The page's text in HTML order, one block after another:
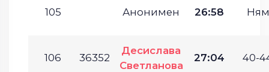
105 Анонимен 26:58
106 36352
Десислава
Светланова
27:04 40-